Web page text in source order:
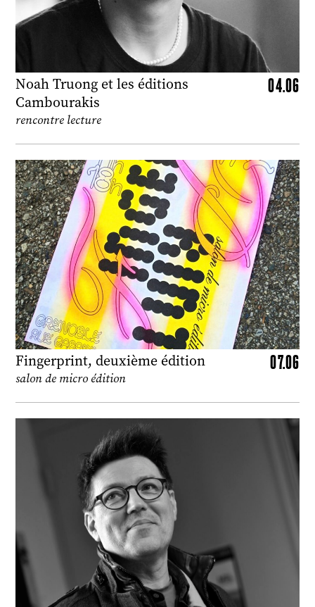
Noah Truong et les éditions
Cambourakis
04.06
rencontre lecture
Fingerprint, deuxième édition 07.06
salon de micro édition